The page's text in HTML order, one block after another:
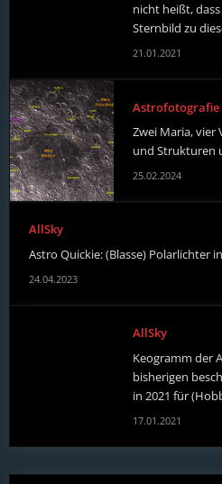
nicht heißt,
Sternbild zu
21.01.2021
Astrofotografie
Zwei Maria, vier
und Strukturen
25.02.2024
AllSky
Astro Quickie: (Blasse) Polarlichter
24.04.2023
AllSky
Keogramm der
bisherigen
in 2021 für
17.01.2021